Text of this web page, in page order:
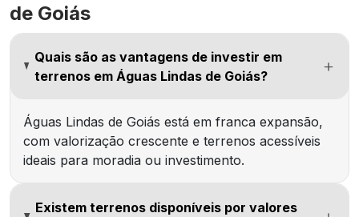
de Goiás
Quais são as vantagens de investir em
terrenos em Águas Lindas de Goiás?
Águas Lindas de Goiás está em franca expansão,
com valorização crescente e terrenos acessíveis
ideais para moradia ou investimento.
Existem terrenos disponíveis por valores